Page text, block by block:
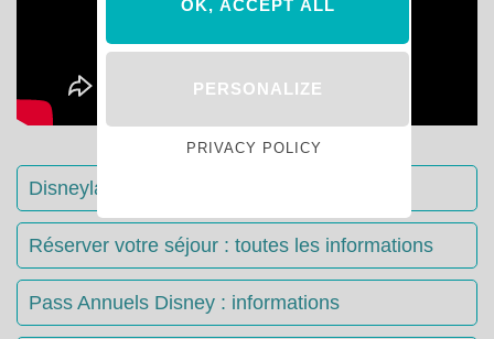
Disneyland Paris : Le guide complet
Réserver votre séjour : toutes les informations
Pass Annuels Disney : informations
OK, ACCEPT ALL
PERSONALIZE
PRIVACY POLICY